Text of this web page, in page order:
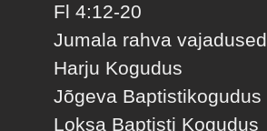
Fl 4:12-20
Jumala rahva vajadused
Harju Kogudus
Jõgeva Baptistikogudus
Loksa Baptisti Kogudus